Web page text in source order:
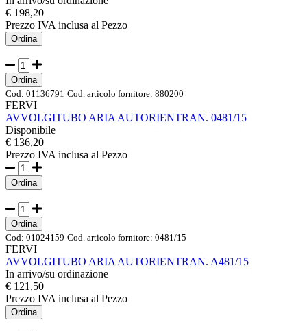
€ 198,20
Prezzo IVA inclusa al Pezzo
Ordina
Ordina
Cod: 01136791 Cod. articolo fornitore: 880200
FERVI
AVVOLGITUBO ARIA AUTORIENTRAN. 0481/15
Disponibile
€ 136,20
Prezzo IVA inclusa al Pezzo
Ordina
Ordina
Cod: 01024159 Cod. articolo fornitore: 0481/15
FERVI
AVVOLGITUBO ARIA AUTORIENTRAN. A481/15
In arrivo/su ordinazione
€ 121,50
Prezzo IVA inclusa al Pezzo
Ordina